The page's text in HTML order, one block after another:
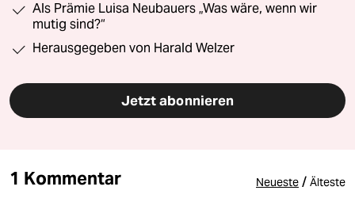
Als Prämie Luisa Neubauers „Was wäre, wenn wir
mutig sind?“
Herausgegeben von Harald Welzer
Jetzt abonnieren
1 Kommentar Neueste / Älteste